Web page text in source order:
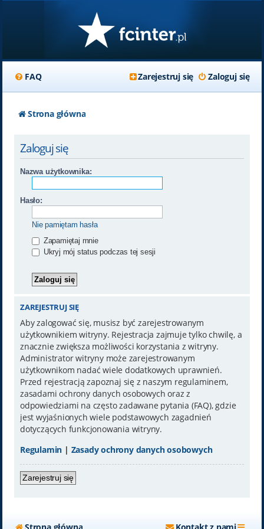
FAQ Zaloguj się
Zarejestruj się
Strona główna
Zaloguj się
Nazwa użytkownika:
Hasło:
Nie pamiętam hasła
Zapamiętaj mnie
Ukryj mój status podczas tej sesji
ZAREJESTRUJ SIĘ
Aby zalogować się, musisz być zarejestrowanym
użytkownikiem witryny. Rejestracja zajmuje tylko chwilę, a
znacznie zwiększa możliwości korzystania z witryny.
Administrator witryny może zarejestrowanym
użytkownikom nadać wiele dodatkowych uprawnień.
Przed rejestracją zapoznaj się z naszym regulaminem,
zasadami ochrony danych osobowych oraz z
odpowiedziami na często zadawane pytania (FAQ), gdzie
jest wyjaśnionych wiele podstawowych zagadnień
dotyczących funkcjonowania witryny.
Regulamin | Zasady ochrony danych osobowych
Zarejestruj się
Strona główna Kontakt z nami